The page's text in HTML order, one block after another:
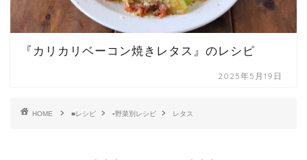
『カリカリベーコン焼きレタス』のレシピ
2025年5月19日
HOME ■レシピ ▪野菜別レシピ レタス